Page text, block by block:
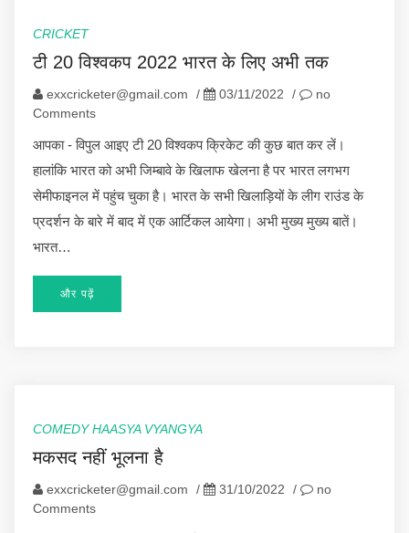
CRICKET
टी 20 विश्वकप 2022 भारत के लिए अभी तक
exxcricketer@gmail.com / 03/11/2022 /
no
Comments
आपका - विपुल आइए टी 20 विश्वकप क्रिकेट की कुछ बात कर लें।
हालांकि भारत को अभी जिम्बावे के खिलाफ खेलना है पर भारत लगभग
सेमीफाइनल में पहुंच चुका है। भारत के सभी खिलाड़ियों के लीग राउंड के
प्रदर्शन के बारे में बाद में एक आर्टिकल आयेगा। अभी मुख्य मुख्य बातें।
भारत…
और पढ़ें
COMEDY HAASYA VYANGYA
मकसद नहीं भूलना है
exxcricketer@gmail.com / 31/10/2022 /
no
Comments